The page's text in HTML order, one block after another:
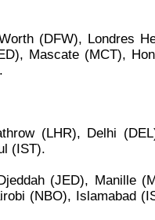
(DFW), Londres
Mascate (MCT),
(LHR), Delhi
(IST).
(JED), Manille
(NBO), Islamabad